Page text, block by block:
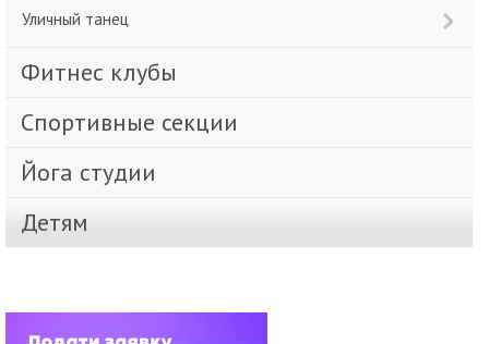
Уличный танец
Фитнес клубы
Спортивные секции
Йога студии
Детям